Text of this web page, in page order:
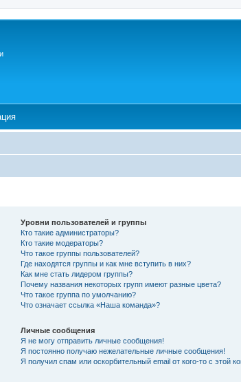
(Opens a new tab)
Уровни пользователей и группы
Кто такие администраторы?
Кто такие модераторы?
Что такое группы пользователей?
Где находятся группы и как мне вступить в них?
Как мне стать лидером группы?
Почему названия некоторых групп имеют разные цвета?
Что такое группа по умолчанию?
Что означает ссылка «Наша команда»?
Личные сообщения
Я не могу отправить личные сообщения!
Я постоянно получаю нежелательные личные сообщения!
Я получил спам или оскорбительный email от кого-то с этой